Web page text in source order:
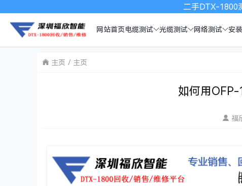
二手DTX-1800
网站首页电缆测试 光缆测试 网络测试 安
主页 主页
如何用
福